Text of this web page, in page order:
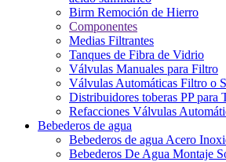
Birm Remoción de Hierro
Componentes
Medias Filtrantes
Tanques de Fibra de Vidrio
Válvulas Manuales para Filtro
Válvulas Automáticas Filtro o
Distribuidores toberas PP para
Refacciones Válvulas
Bebederos de agua
Bebederos de agua Acero
Bebederos De Agua Montaje